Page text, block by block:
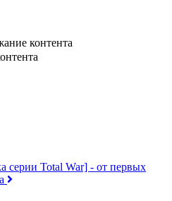
контента
серии Total War] - от первых